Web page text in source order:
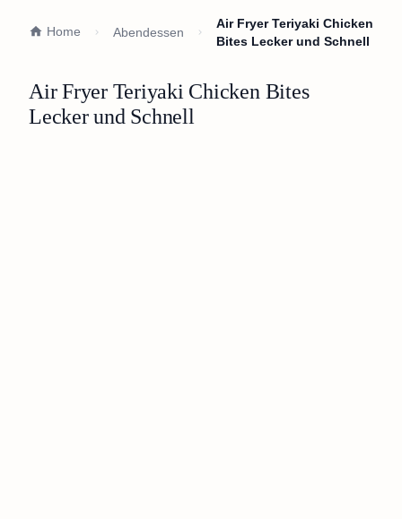
Home Abendessen
Air Fryer Teriyaki Chicken
Bites Lecker und Schnell
Air Fryer Teriyaki Chicken Bites
Lecker und Schnell